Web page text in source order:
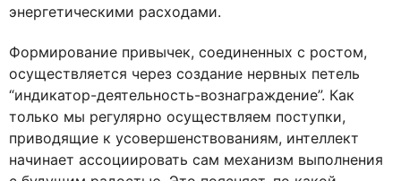
энергетическими расходами.
Формирование привычек, соединенных с ростом,
осуществляется через создание нервных петель
“индикатор-деятельность-вознаграждение”. Как
только мы регулярно осуществляем поступки,
приводящие к усовершенствованиям, интеллект
начинает ассоциировать сам механизм выполнения